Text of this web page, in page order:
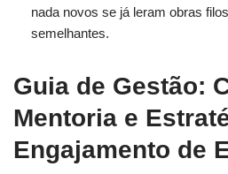
nada novos se já leram obras
semelhantes.
Guia de Gestão:
Mentoria e
Engajamento de